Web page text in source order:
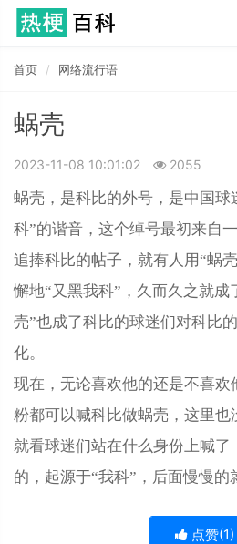
首页 网络流行语
蜗壳
2023-11-08 10:01:02 2055
蜗壳，是科比的外号，是中国球
科”的谐音，这个绰号最初来自
追捧科比的帖子，就有人用“蜗
懈地“又黑我科”，久而久之就成
壳”也成了科比的球迷们对科比
化。
现在，无论喜欢他的还是不喜欢
粉都可以喊科比做蜗壳，这里也
就看球迷们站在什么身份上喊了
的，起源于“我科”，后面慢慢的
点赞(1)